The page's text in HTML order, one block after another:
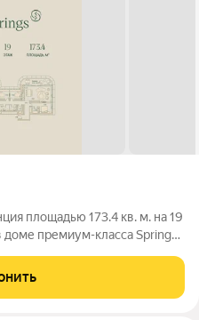
площадью 173.4 кв. м. на 19
доме премиум-класса Springs.
воздухом, благодаря